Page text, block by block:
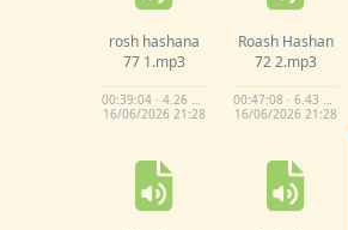
Roash Hashan
72 2.mp3
00:47:08 · 6.43 MB
16/06/2026 21:28
rosh hashana
77 1.mp3
00:39:04 · 4.26 MB
16/06/2026 21:28